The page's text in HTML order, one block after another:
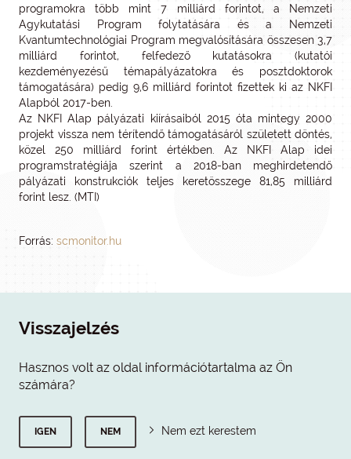
programokra több mint 7 milliárd forintot, a Nemzeti
Agykutatási Program folytatására és a Nemzeti
Kvantumtechnológiai Program megvalósítására összesen 3,7
milliárd forintot, felfedező kutatásokra (kutatói
kezdeményezésű témapályázatokra és posztdoktorok
támogatására) pedig 9,6 milliárd forintot fizettek ki az NKFI
Alapból 2017-ben.
Az NKFI Alap pályázati kiírásaiból 2015 óta mintegy 2000
projekt vissza nem térítendő támogatásáról született döntés,
közel 250 milliárd forint értékben. Az NKFI Alap idei
programstratégiája szerint a 2018-ban meghirdetendő
pályázati konstrukciók teljes keretösszege 81,85 milliárd
forint lesz. (MTI)
Forrás: scmonitor.hu
Visszajelzés
Hasznos volt az oldal információtartalma az Ön
számára?
IGEN NEM Nem ezt kerestem